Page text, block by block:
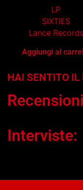
LP
SIXTIES
Lance Records
Aggiungi al
HAI SENTITO IL
Interviste: